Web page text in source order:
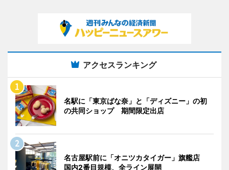
アクセスランキング
名駅に「東京ばな奈」と「ディズニー」の初
の共同ショップ 期間限定出店
名古屋駅前に「オニツカタイガー」旗艦店
国内2番目規模、全ライン展開